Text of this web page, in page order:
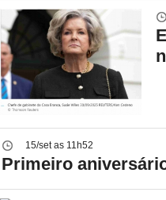
15/set as 11h52
Primeiro